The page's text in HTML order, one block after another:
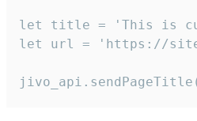
let title = 'This is
let url = 'https://